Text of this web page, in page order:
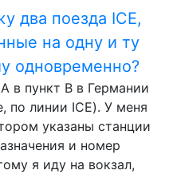
два поезда ICE,
на одну и ту
одновременно?
в пункт В в Германии
по линии ICE). У меня
указаны станции
и номер
я иду на вокзал,